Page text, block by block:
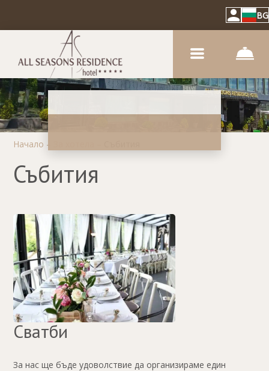
BG
Начало –
Събития
Сватби
За нас ще бъде удоволствие да организираме един